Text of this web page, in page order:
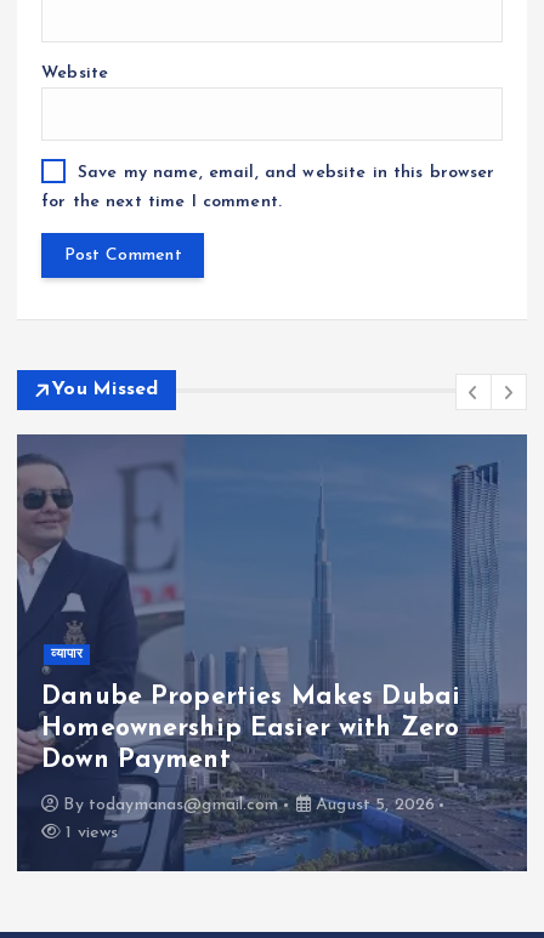
Website
Save my name, email, and website in this browser
for the next time I comment.
You Missed
व्यापार
Danube Properties Makes Dubai
Homeownership Easier with Zero
Down Payment
By todaymanas@gmail.com
August 5, 2026
1 views